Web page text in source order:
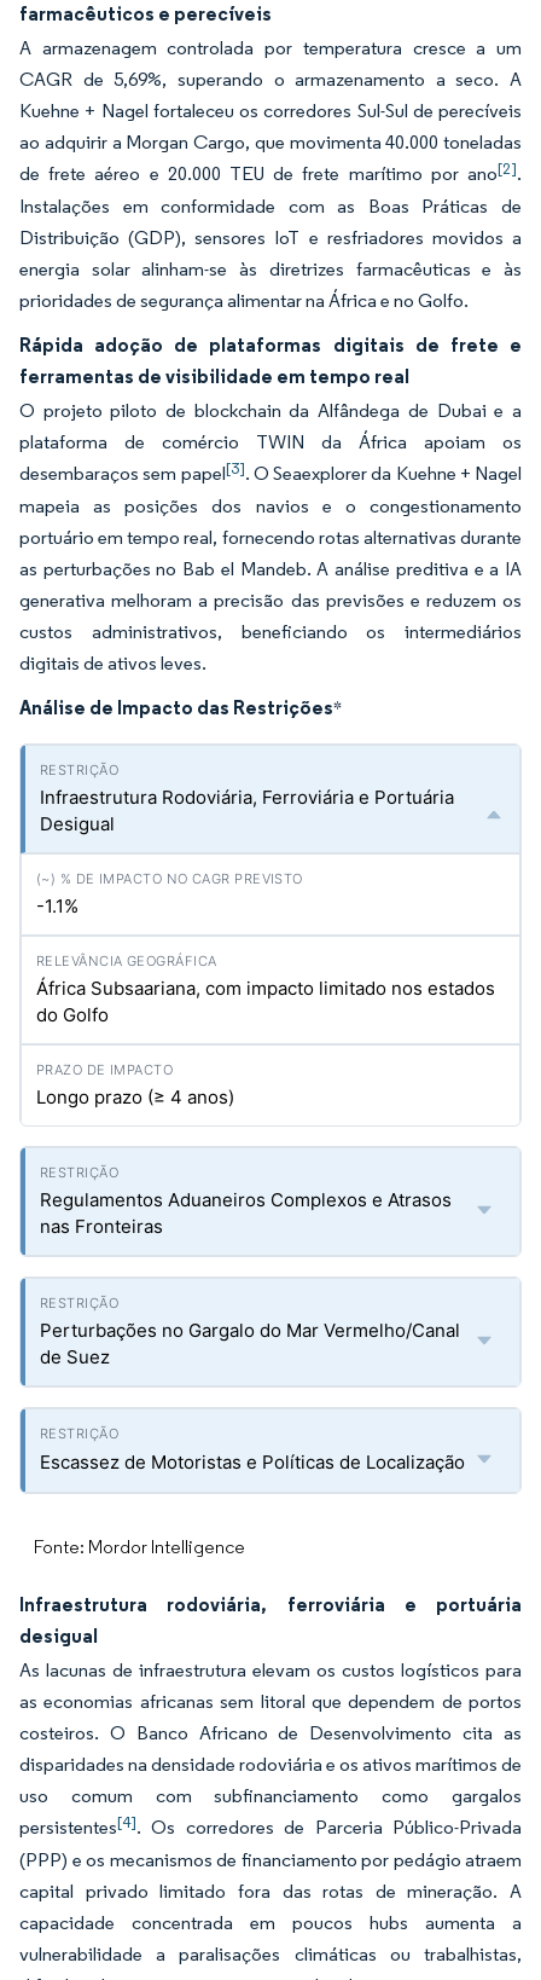
farmacêuticos e perecíveis
A armazenagem controlada por temperatura cresce a um
CAGR de 5,69%, superando o armazenamento a seco. A
Kuehne + Nagel fortaleceu os corredores Sul-Sul de perecíveis
ao adquirir a Morgan Cargo, que movimenta 40.000 toneladas
de frete aéreo e 20.000 TEU de frete marítimo por ano[2].
Instalações em conformidade com as Boas Práticas de
Distribuição (GDP), sensores IoT e resfriadores movidos a
energia solar alinham-se às diretrizes farmacêuticas e às
prioridades de segurança alimentar na África e no Golfo.
Rápida adoção de plataformas digitais de frete e
ferramentas de visibilidade em tempo real
O projeto piloto de blockchain da Alfândega de Dubai e a
plataforma de comércio TWIN da África apoiam os
desembaraços sem papel[3]. O Seaexplorer da Kuehne + Nagel
mapeia as posições dos navios e o congestionamento
portuário em tempo real, fornecendo rotas alternativas durante
as perturbações no Bab el Mandeb. A análise preditiva e a IA
generativa melhoram a precisão das previsões e reduzem os
custos administrativos, beneficiando os intermediários
digitais de ativos leves.
Análise de Impacto das Restrições*
Infraestrutura Rodoviária, Ferroviária e Portuária
Desigual
-1.1%
África Subsaariana, com impacto limitado nos estados
do Golfo
Longo prazo (≥ 4 anos)
Regulamentos Aduaneiros Complexos e Atrasos
nas Fronteiras
Perturbações no Gargalo do Mar Vermelho/Canal
de Suez
Escassez de Motoristas e Políticas de Localização
Fonte: Mordor Intelligence
Infraestrutura rodoviária, ferroviária e portuária
desigual
As lacunas de infraestrutura elevam os custos logísticos para
as economias africanas sem litoral que dependem de portos
costeiros. O Banco Africano de Desenvolvimento cita as
disparidades na densidade rodoviária e os ativos marítimos de
uso comum com subfinanciamento como gargalos
persistentes[4]. Os corredores de Parceria Público-Privada
(PPP) e os mecanismos de financiamento por pedágio atraem
capital privado limitado fora das rotas de mineração. A
capacidade concentrada em poucos hubs aumenta a
vulnerabilidade a paralisações climáticas ou trabalhistas,